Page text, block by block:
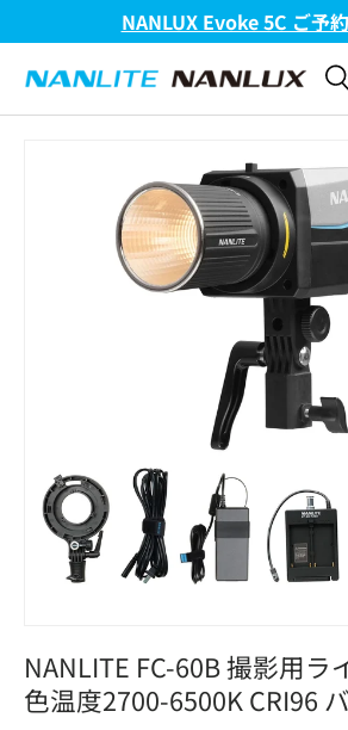
コンテンツへスキップ
FC-720B & FC-720C
検索
NANLITE FC-60B 撮影用ラ
色温度2700-6500K CRI96